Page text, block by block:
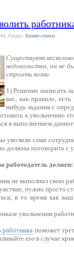
Раздел: Бизнес-статьи
Существуют
недовольства, он не
строить козни.
1) Решение написать
вас, как правило,
нибудь задания с
к увольнению
в выполнением
уволили сами
должны поговорить с
работодатель должен:
не выполнил свою
нужно просто
в то время как
увольнении
работника поможет
его в случае